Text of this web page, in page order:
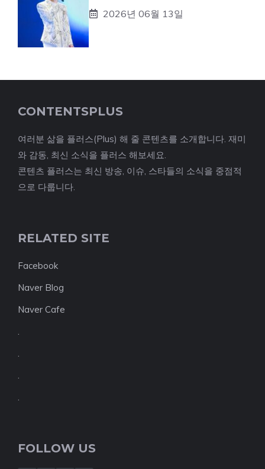
2026년 06월 13일
CONTENTSPLUS
여러분 삶을 플러스(Plus) 해 줄 콘텐츠를 소개합니다. 재미
와 감동, 최신 소식을 플러스 해보세요.
콘텐츠 플러스는 최신 방송, 이슈, 스타들의 소식을 중점적
으로 다룹니다.
RELATED SITE
Facebook
Naver Blog
Naver Cafe
FOLLOW US